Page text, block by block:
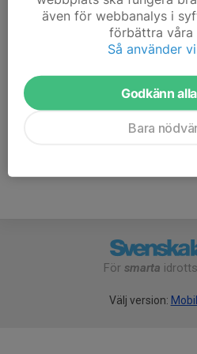
varje grupp håller sitt eget
att prova ett par gånger
i Lidköpings VSK. Själva
För smarta
Välj version: Mobil
även för webbanalys i
förbättra våra
Så använder
Godkänn
Bara